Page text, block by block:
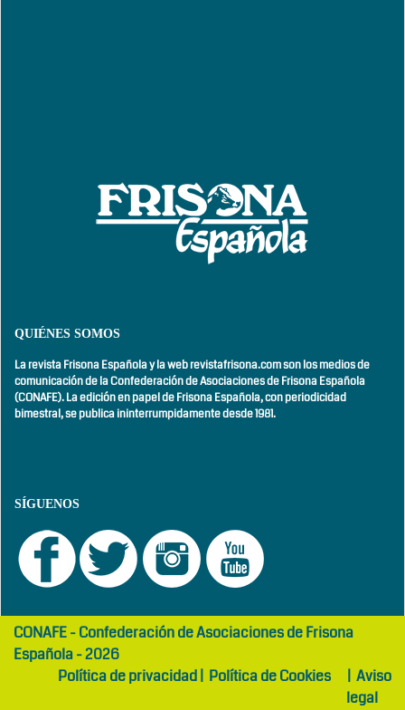
QUIÉNES SOMOS
La revista Frisona Española y la web revistafrisona.com son los medios de
comunicación de la Confederación de Asociaciones de Frisona Española
(CONAFE). La edición en papel de Frisona Española, conperiodicidad
bimestral,se publica ininterrumpidamente desde 1981.
SÍGUENOS
girls
abaya
maltepe
otelCONAFE - Confederación de Asociaciones de Frisona
Española - 2026
Política de privacidad| Política de Cookies | Aviso
legal